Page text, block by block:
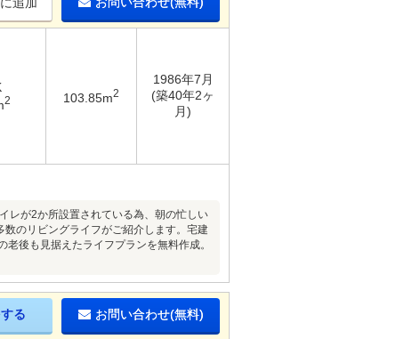
2 103.85m2
1986年7月
(築40年2ヶ
月)
が2か所設置されている為、朝の忙しい
のリビングライフがご紹介します。宅建
後も見据えたライフプランを無料作成。
る お問い合わせ(無料)